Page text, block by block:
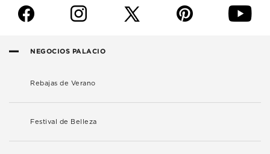
f i p y
NEGOCIOS PALACIO
Rebajas de Verano
Festival de Belleza